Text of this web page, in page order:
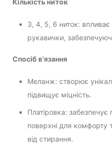
Кількість ниток
3, 4, 5, 6 ниток: впливає
рукавички,
Спосіб в’язання
Меланж: створює
підвищує міцність.
Платіровка: забезпечує
поверхні для комфорту
від стирання.